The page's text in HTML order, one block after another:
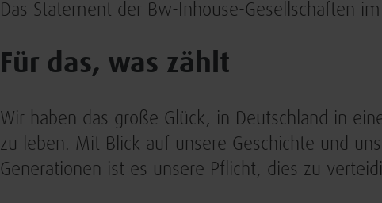
Das Statement der Bw-Inhouse-Gesellschaften
Für das, was zählt
Wir haben das große Glück, in Deutschland in
zu leben. Mit Blick auf unsere Geschichte und
Generationen ist es unsere Pflicht, dies zu